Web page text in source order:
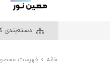
دسته‌بندی
خانه فهرست